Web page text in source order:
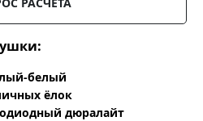
белый
ёлок
дюралайт